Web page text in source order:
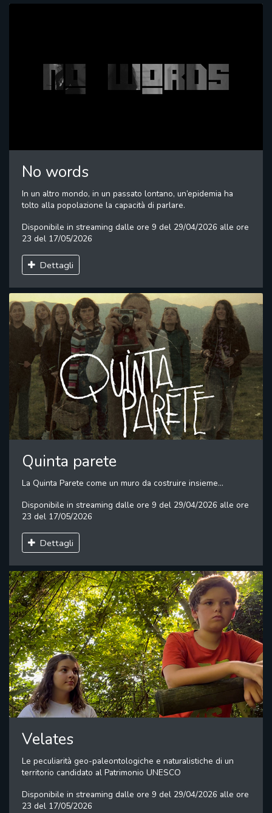
No words
In un altro mondo, in un passato lontano, un’epidemia ha
tolto alla popolazione la capacità di parlare.
Disponibile in streaming dalle ore 9 del 29/04/2026 alle ore
23 del 17/05/2026
Dettagli
Quinta parete
La Quinta Parete come un muro da costruire insieme...
Disponibile in streaming dalle ore 9 del 29/04/2026 alle ore
23 del 17/05/2026
Dettagli
Velates
Le peculiarità geo-paleontologiche e naturalistiche di un
territorio candidato al Patrimonio UNESCO
Disponibile in streaming dalle ore 9 del 29/04/2026 alle ore
23 del 17/05/2026